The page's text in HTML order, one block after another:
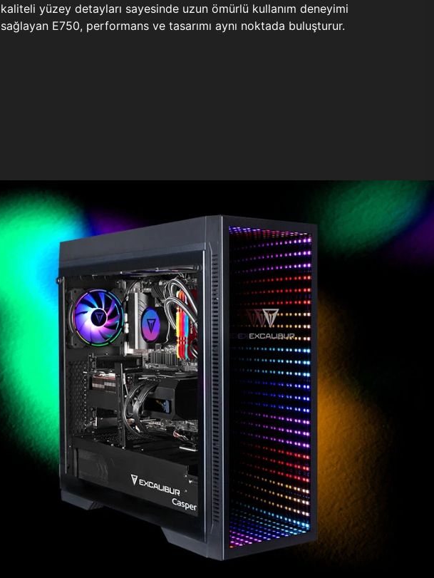
kaliteli yüzey detayları sayesinde uzun ömürlü kullanım deneyimi
sağlayan E750, performans ve tasarımı aynı noktada buluşturur.